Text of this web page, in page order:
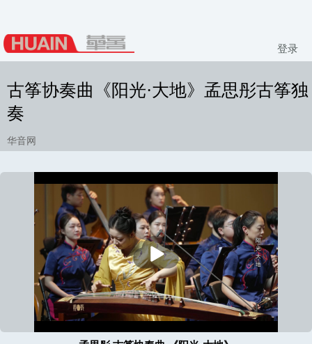
登录
古筝协奏曲《阳光·大地》孟思彤古筝独
奏
华音网
播
放